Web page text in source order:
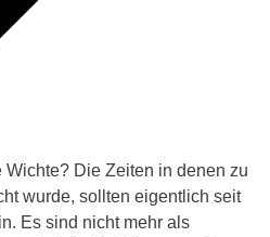
Die Zeiten in denen zu
wurde, sollten eigentlich seit
Es sind nicht mehr als